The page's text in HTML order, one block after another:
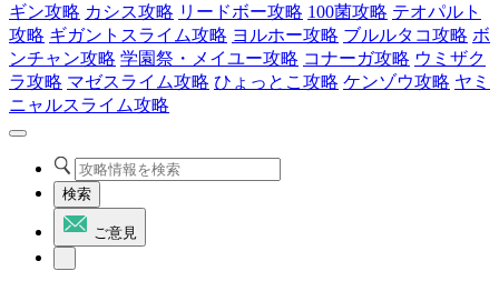
ギン攻略 カシス攻略 リードボー攻略 100菌攻略 テオパルト
攻略 ギガントスライム攻略 ヨルホー攻略 ブルルタコ攻略 ボ
ンチャン攻略 学園祭・メイユー攻略 コナーガ攻略 ウミザク
ラ攻略 マゼスライム攻略 ひょっとこ攻略 ケンゾウ攻略 ヤミ
ニャルスライム攻略
検索
ご意見